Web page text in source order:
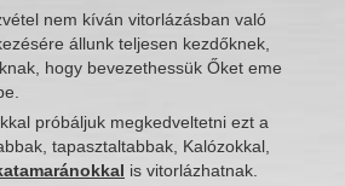
nem kíván vitorlázásban való
állunk teljesen kezdőknek,
hogy bevezethessük Őket eme
próbáljuk megkedveltetni ezt a
tapasztaltabbak, Kalózokkal,
is vitorlázhatnak.